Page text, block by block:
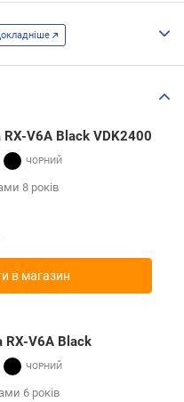
RX-V6A Black VDK2400
8 років
в магазин
RX-V6A Black
6 років